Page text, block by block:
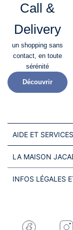
Call &
Delivery
un shopping sans
contact, en toute
sérénité​
Découvrir
AIDE ET SERVICES
LA MAISON
INFOS LÉGALES